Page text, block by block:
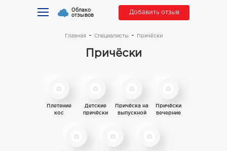
Облако
отзывов Добавить отзыв
Главная Специалисты Причёски
Причёски
Плетение
кос
Детские
причёски
Причёска на
выпускной
Причёски
вечерние